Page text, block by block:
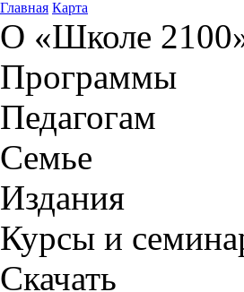
Главная Карта
О «Школе
Программы
Педагогам
Семье
Издания
Курсы и
Скачать